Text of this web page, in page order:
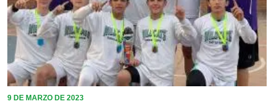
9 DE MARZO DE 2023